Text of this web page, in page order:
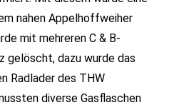
nahen Appelhoffweiher
mit mehreren C & B-
gelöscht, dazu wurde das
Radlader des THW
diverse Gasflaschen